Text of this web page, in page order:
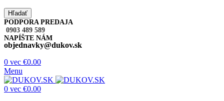
Hľadať
PODPORA PREDAJA
0903 489 589
NAPÍŠTE NÁM
objednavky@dukov.sk
0 vec €0.00
Menu
0 vec €0.00